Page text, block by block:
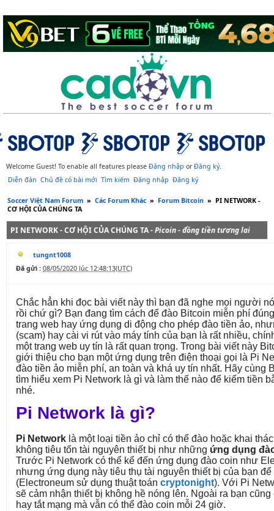
Welcome Guest! To enable all features please Đăng nhập orĐăng ký.
Diễn đàn Chủ đề có bài mới Tìm kiếm Đăng nhập Đăng ký
Soccer Việt Nam Forum » Các Forum Khác » Forum Bitcoin » PI NETWORK -
CƠ HỘI CỦA CHÚNG TA
PI NETWORK - CƠ HỘI CỦA CHÚNG TA -Picoin - đồng tiền tương lai
tungnt1008
Đã gửi : 08/05/2020 lúc 12:48:13(UTC)
Chắc hẳn khi đọc bài viết này thì bạn đã nghe mọi người
rồi chứ gì? Bạn đang tìm cách để đào Bitcoin miễn phí
trang web hay ứng dụng di động cho phép đào tiền ảo,
(scam) hay cài vi rút vào máy tính của bạn là rất nhiều,
một trang web uy tín là rất quan trọng. Trong bài viết này
giới thiệu cho bạn một ứng dụng trên điện thoại gọi là Pi
đào tiền ảo miễn phí, an toàn và khá uy tín nhất. Hãy cùng
tìm hiểu xem Pi Network là gì và làm thế nào để kiếm tiền
nhé.
Pi Network là gì?
Pi Network là một loại tiền ảo chỉ có thể đào hoặc khai
không tiêu tốn tài nguyên thiết bị như những ứng dụng
Trước Pi Network có thể kể đến ứng dụng đào coin như
nhưng ứng dụng này tiêu thụ tài nguyên thiết bị của bạn
(Electroneum sử dụng thuật toán cryptonight). Với Pi
sẽ cảm nhận thiết bị không hề nóng lên. Ngoài ra bạn
hay tắt mạng mà vẫn có thể đào coin mỗi 24 giờ.